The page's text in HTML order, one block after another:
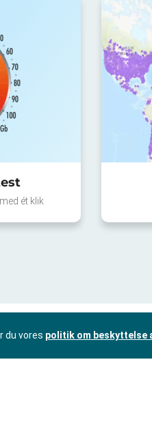
ét klik
du vores politik om beskyttelse